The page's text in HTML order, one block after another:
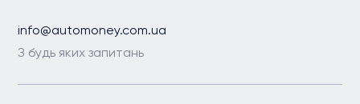
info@automoney.com.ua
З будь яких запитань